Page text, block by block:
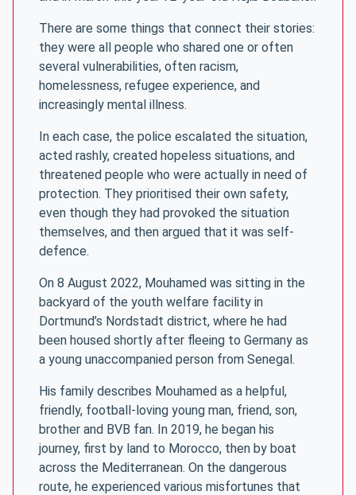
There are some things that connect their stories:
they were all people who shared one or often
several vulnerabilities, often racism,
homelessness, refugee experience, and
increasingly mental illness.
In each case, the police escalated the situation,
acted rashly, created hopeless situations, and
threatened people who were actually in need of
protection. They prioritised their own safety,
even though they had provoked the situation
themselves, and then argued that it was self-
defence.
On 8 August 2022, Mouhamed was sitting in the
backyard of the youth welfare facility in
Dortmund’s Nordstadt district, where he had
been housed shortly after fleeing to Germany as
a young unaccompanied person from Senegal.
His family describes Mouhamed as a helpful,
friendly, football-loving young man, friend, son,
brother and BVB fan. In 2019, he began his
journey, first by land to Morocco, then by boat
across the Mediterranean. On the dangerous
route, he experienced various misfortunes that